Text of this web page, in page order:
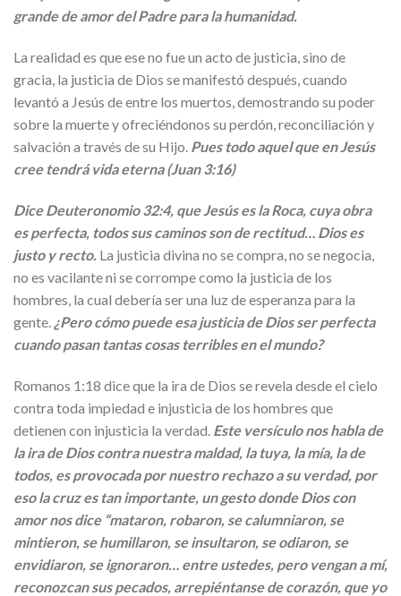
grande de amor del Padre para la humanidad.
La realidad es que ese no fue un acto de justicia, sino de
gracia, la justicia de Dios se manifestó después, cuando
levantó a Jesús de entre los muertos, demostrando su poder
sobre la muerte y ofreciéndonos su perdón, reconciliación y
salvación a través de su Hijo. Pues todo aquel que en Jesús
cree tendrá vida eterna (Juan 3:16)
Dice Deuteronomio 32:4, que Jesús es la Roca, cuya obra
es perfecta, todos sus caminos son de rectitud… Dios es
justo y recto. La justicia divina no se compra, no se negocia,
no es vacilante ni se corrompe como la justicia de los
hombres, la cual debería ser una luz de esperanza para la
gente. ¿Pero cómo puede esa justicia de Dios ser perfecta
cuando pasan tantas cosas terribles en el mundo?
Romanos 1:18 dice que la ira de Dios se revela desde el cielo
contra toda impiedad e injusticia de los hombres que
detienen con injusticia la verdad. Este versículo nos habla de
la ira de Dios contra nuestra maldad, la tuya, la mía, la de
todos, es provocada por nuestro rechazo a su verdad, por
eso la cruz es tan importante, un gesto donde Dios con
amor nos dice “mataron, robaron, se calumniaron, se
mintieron, se humillaron, se insultaron, se odiaron, se
envidiaron, se ignoraron… entre ustedes, pero vengan a mí,
reconozcan sus pecados, arrepiéntanse de corazón, que yo